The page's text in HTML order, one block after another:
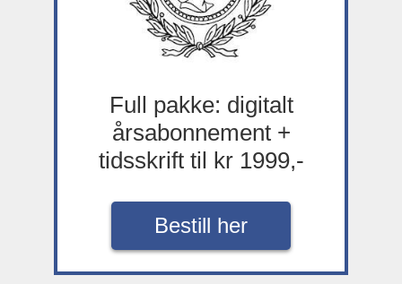
Full pakke: digitalt
årsabonnement +
tidsskrift til kr 1999,-
Bestill her